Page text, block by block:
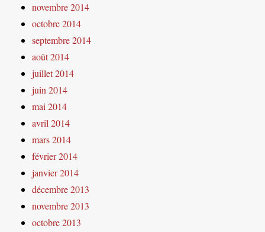
novembre 2014
octobre 2014
septembre 2014
août 2014
juillet 2014
juin 2014
mai 2014
avril 2014
mars 2014
février 2014
janvier 2014
décembre 2013
novembre 2013
octobre 2013